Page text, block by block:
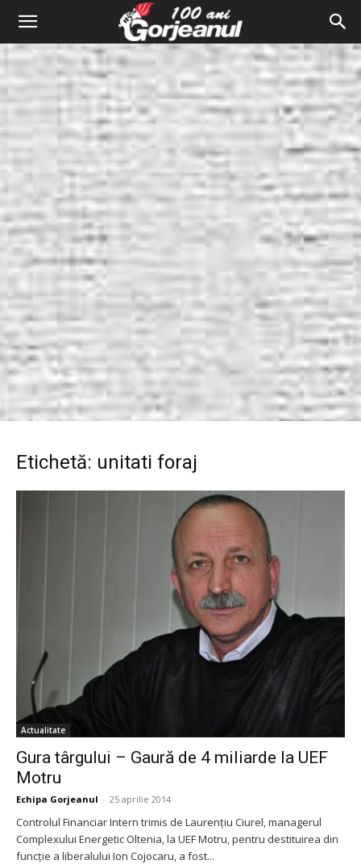
Etichetă: unitati foraj
Actualitate
Gura târgului – Gaură de 4 miliarde la UEF
Motru
Echipa Gorjeanul - 25 aprilie 2014
Controlul Financiar Intern trimis de Laurenţiu Ciurel, managerul
Complexului Energetic Oltenia, la UEF Motru, pentru destituirea din
funcţie a liberalului Ion Cojocaru, a fost...